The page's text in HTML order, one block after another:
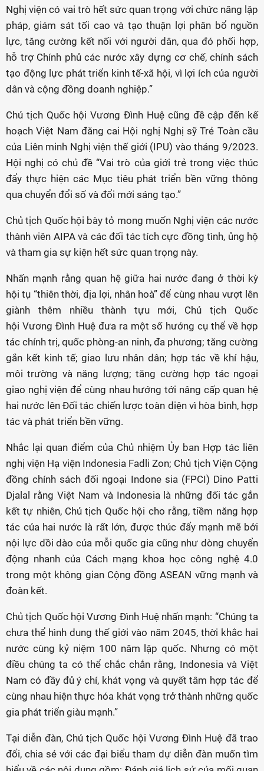
Nghị viện có vai trò hết sức quan trọng với chức năng lập
pháp, giám sát tối cao và tạo thuận lợi phân bổ nguồn
lực, tăng cường kết nối với người dân, qua đó phối hợp,
hỗ trợ Chính phủ các nước xây dựng cơ chế, chính sách
tạo động lực phát triển kinh tế-xã hội, vì lợi ích của người
dân và cộng đồng doanh nghiệp.”
Chủ tịch Quốc hội Vương Đình Huệ cũng đề cập đến kế
hoạch Việt Nam đăng cai Hội nghị Nghị sỹ Trẻ Toàn cầu
của Liên minh Nghị viện thế giới (IPU) vào tháng 9/2023.
Hội nghị có chủ đề “Vai trò của giới trẻ trong việc thúc
đẩy thực hiện các Mục tiêu phát triển bền vững thông
qua chuyển đổi số và đổi mới sáng tạo.”
Chủ tịch Quốc hội bày tỏ mong muốn Nghị viện các nước
thành viên AIPA và các đối tác tích cực đồng tình, ủng hộ
và tham gia sự kiện hết sức quan trọng này.
Nhấn mạnh rằng quan hệ giữa hai nước đang ở thời kỳ
hội tụ “thiên thời, địa lợi, nhân hoà” để cùng nhau vượt lên
giành thêm nhiều thành tựu mới, Chủ tịch Quốc
hội Vương Đình Huệ đưa ra một số hướng cụ thể về hợp
tác chính trị, quốc phòng-an ninh, đa phương; tăng cường
gắn kết kinh tế; giao lưu nhân dân; hợp tác về khí hậu,
môi trường và năng lượng; tăng cường hợp tác ngoại
giao nghị viện để cùng nhau hướng tới nâng cấp quan hệ
hai nước lên Đối tác chiến lược toàn diện vì hòa bình, hợp
tác và phát triển bền vững.
Nhắc lại quan điểm của Chủ nhiệm Ủy ban Hợp tác liên
nghị viện Hạ viện Indonesia Fadli Zon; Chủ tịch Viện Cộng
đồng chính sách đối ngoại Indone sia (FPCI) Dino Patti
Djalal rằng Việt Nam và Indonesia là những đối tác gắn
kết tự nhiên, Chủ tịch Quốc hội cho rằng, tiềm năng hợp
tác của hai nước là rất lớn, được thúc đẩy mạnh mẽ bởi
nội lực dồi dào của mỗi quốc gia cũng như dòng chuyển
động nhanh của Cách mạng khoa học công nghệ 4.0
trong một không gian Cộng đồng ASEAN vững mạnh và
đoàn kết.
Chủ tịch Quốc hội Vương Đình Huệ nhấn mạnh: “Chúng ta
chưa thể hình dung thế giới vào năm 2045, thời khắc hai
nước cùng kỷ niệm 100 năm lập quốc. Nhưng có một
điều chúng ta có thể chắc chắn rằng, Indonesia và Việt
Nam có đầy đủ ý chí, khát vọng và quyết tâm hợp tác để
cùng nhau hiện thực hóa khát vọng trở thành những quốc
gia phát triển giàu mạnh.”
Tại diễn đàn, Chủ tịch Quốc hội Vương Đình Huệ đã trao
đổi, chia sẻ với các đại biểu tham dự diễn đàn muốn tìm